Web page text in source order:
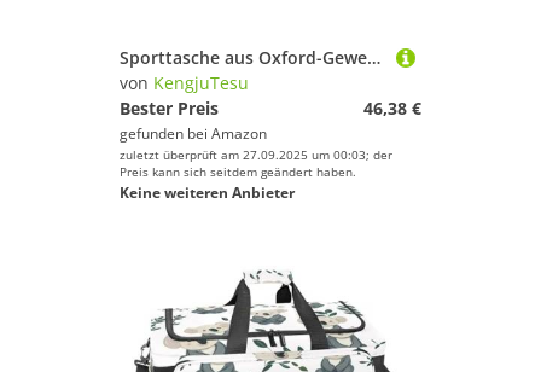
Sporttasche aus Oxford-Gewebe, mit abnehmbarem Schultergurt, Trainings-Handtasche, Übernachtungstasche für Damen und Herren, Halloween, graues Muster, Mehrfarbig 9, Einheitsgröße, Handgepäck
von KengjuTesu
Bester Preis
46,38 €
gefunden bei Amazon
zuletzt überprüft am 27.09.2025 um 00:03; der
Preis kann sich seitdem geändert haben.
Keine weiteren Anbieter